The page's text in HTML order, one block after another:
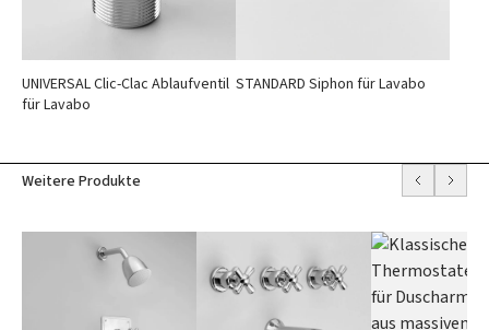
UNIVERSAL Clic-Clac Ablaufventil
für Lavabo
STANDARD Siphon für Lavabo
Weitere Produkte